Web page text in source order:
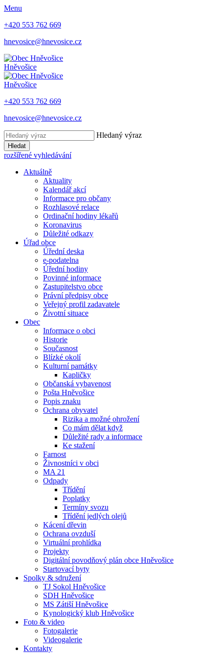
Menu
+420 553 762 669
hnevosice@hnevosice.cz
Hněvošice
Hněvošice
+420 553 762 669
hnevosice@hnevosice.cz
Hledaný výraz
Hledat
rozšířené vyhledávání
Aktuálně
Aktuality
Kalendář akcí
Informace pro občany
Rozhlasové relace
Ordinační hodiny lékařů
Koronavirus
Důležité odkazy
Úřad obce
Úřední deska
e-podatelna
Úřední hodiny
Povinné informace
Zastupitelstvo obce
Právní předpisy obce
Veřejný profil zadavatele
Životní situace
Obec
Informace o obci
Historie
Současnost
Blízké okolí
Kulturní památky
Kapličky
Občanská vybavenost
Pošta Hněvošice
Popis znaku
Ochrana obyvatel
Rizika a možné ohrožení
Co mám dělat když
Důležité rady a informace
Ke stažení
Farnost
Živnostníci v obci
MA 21
Odpady
Třídění
Poplatky
Termíny svozu
Třídění jedlých olejů
Kácení dřevin
Ochrana ovzduší
Virtuální prohlídka
Projekty
Digitální povodňový plán obce Hněvošice
Startovací byty
Spolky & sdružení
TJ Sokol Hněvošice
SDH Hněvošice
MS Zátiší Hněvošice
Kynologický klub Hněvošice
Foto & video
Fotogalerie
Videogalerie
Kontakty